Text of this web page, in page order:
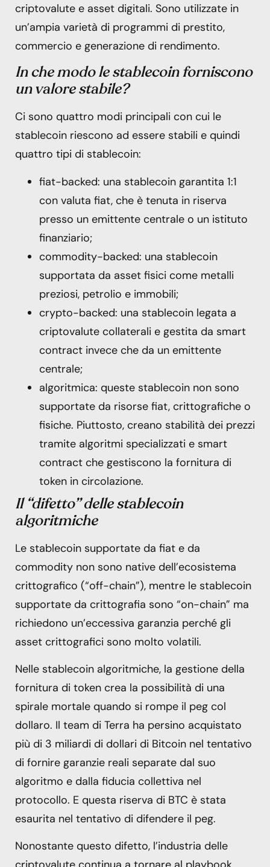
criptovalute e asset digitali. Sono utilizzate in
un’ampia varietà di programmi di prestito,
commercio e generazione di rendimento.
In che modo le stablecoin forniscono
un valore stabile?
Ci sono quattro modi principali con cui le
stablecoin riescono ad essere stabili e quindi
quattro tipi di stablecoin:
fiat-backed: una stablecoin garantita 1:1
con valuta fiat, che è tenuta in riserva
presso un emittente centrale o un istituto
finanziario;
commodity-backed: una stablecoin
supportata da asset fisici come metalli
preziosi, petrolio e immobili;
crypto-backed: una stablecoin legata a
criptovalute collaterali e gestita da smart
contract invece che da un emittente
centrale;
algoritmica: queste stablecoin non sono
supportate da risorse fiat, crittografiche o
fisiche. Piuttosto, creano stabilità dei prezzi
tramite algoritmi specializzati e smart
contract che gestiscono la fornitura di
token in circolazione.
Il “difetto” delle stablecoin
algoritmiche
Le stablecoin supportate da fiat e da
commodity non sono native dell’ecosistema
crittografico (“off-chain”), mentre le stablecoin
supportate da crittografia sono “on-chain” ma
richiedono un’eccessiva garanzia perché gli
asset crittografici sono molto volatili.
Nelle stablecoin algoritmiche, la gestione della
fornitura di token crea la possibilità di una
spirale mortale quando si rompe il peg col
dollaro. Il team di Terra ha persino acquistato
più di 3 miliardi di dollari di Bitcoin nel tentativo
di fornire garanzie reali separate dal suo
algoritmo e dalla fiducia collettiva nel
protocollo. E questa riserva di BTC è stata
esaurita nel tentativo di difendere il peg.
Nonostante questo difetto, l’industria delle